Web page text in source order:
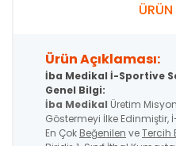
Ürün Açıklaması:
İba Medikal İ-Sportive
Genel Bilgi:
İba Medikal Üretim
Göstermeyi İlke Edinmiştir,
En Çok Beğenilen veTercih